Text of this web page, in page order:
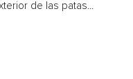
de las patas...